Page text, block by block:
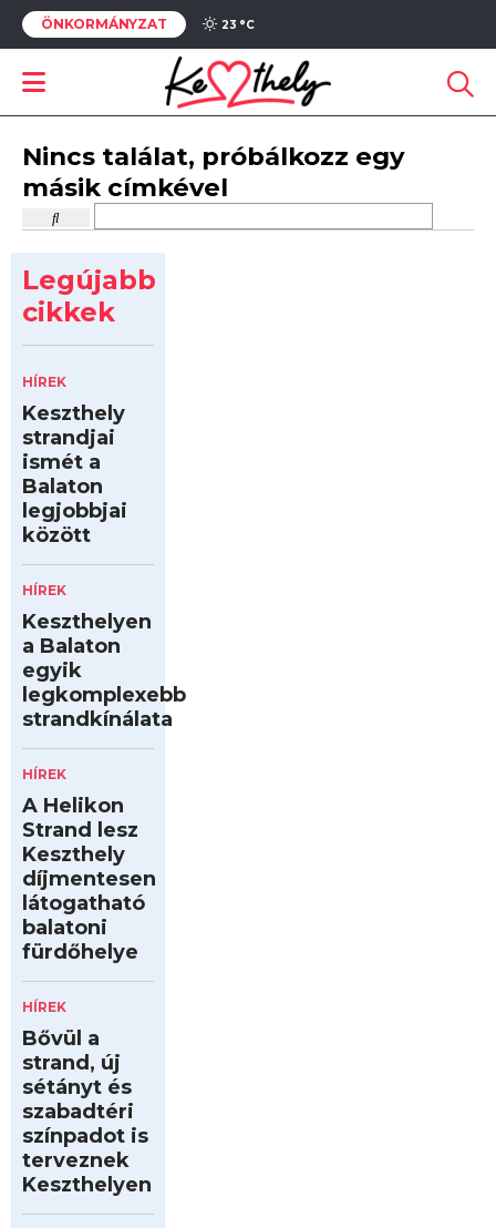
ÖNKORMÁNYZAT 23 °C
Nincs találat, próbálkozz egy
másik címkével
Legújabb
cikkek
HÍREK
Keszthely
strandjai
ismét a
Balaton
legjobbjai
között
HÍREK
Keszthelyen
a Balaton
egyik
legkomplexebb
strandkínálata
HÍREK
A Helikon
Strand lesz
Keszthely
díjmentesen
látogatható
balatoni
fürdőhelye
HÍREK
Bővül a
strand, új
sétányt és
szabadtéri
színpadot is
terveznek
Keszthelyen